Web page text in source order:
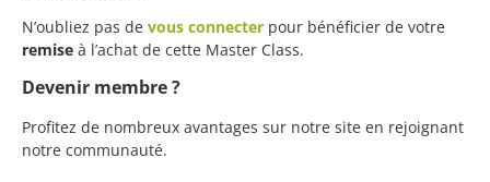
N’oubliez pas de vous connecter pour bénéficier de votre
remise à l’achat de cette Master Class.
Devenir membre ?
Profitez de nombreux avantages sur notre site en rejoignant
notre communauté.